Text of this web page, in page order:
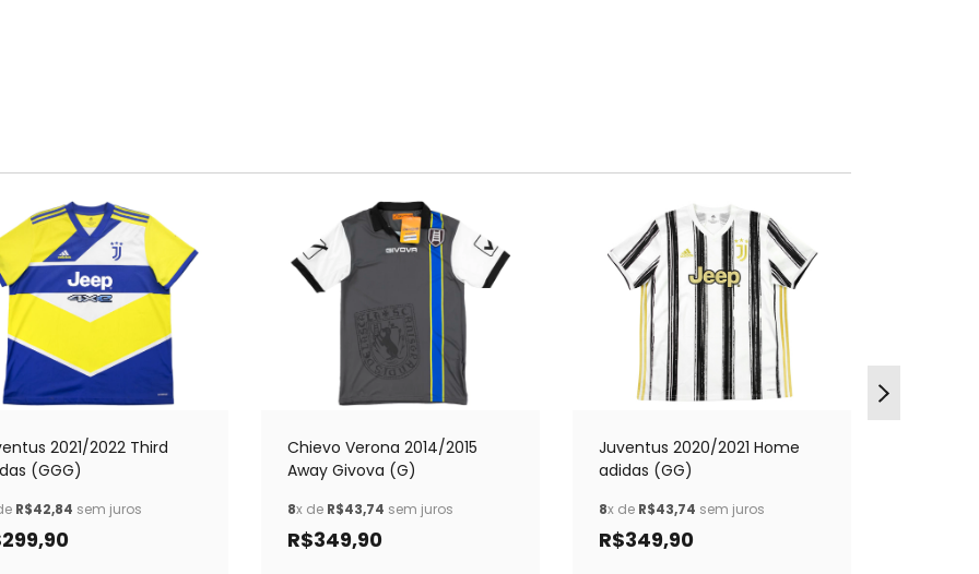
2021/2022 Third
(GGG)
R$42,84 sem juros
Chievo Verona 2014/2015
Away Givova (G)
8x de R$43,74 sem juros
R$349,90
Juventus 2020/2021 Home
adidas (GG)
8x de R$43,74 sem juros
R$349,90